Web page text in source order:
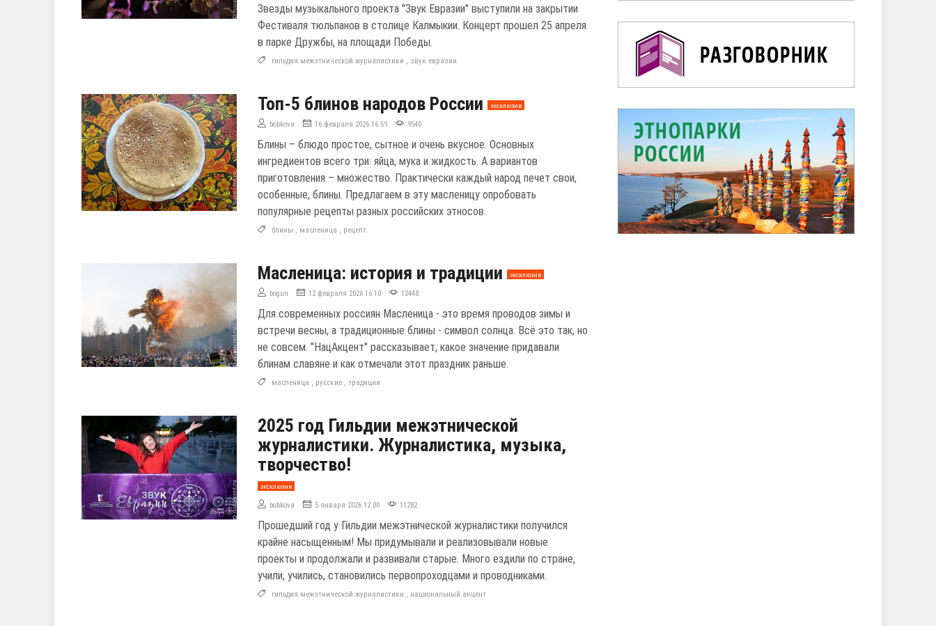
Звезды музыкального проекта "Звук Евразии" выступили на закрытии
Фестиваля тюльпанов в столице Калмыкии. Концерт прошел 25 апреля
в парке Дружбы, на площади Победы.
гильдия межэтнической журналистики , звук евразии
Топ-5 блинов народов России эксклюзив
bobkova 16 февраля 2026 16:59 9540
Блины – блюдо простое, сытное и очень вкусное. Основных
ингредиентов всего три: яйца, мука и жидкость. А вариантов
приготовления – множество. Практически каждый народ печет свои,
особенные, блины. Предлагаем в эту масленицу опробовать
популярные рецепты разных российских этносов.
блины , масленица , рецепт
Масленица: история и традиции эксклюзив
bogun 12 февраля 2026 16:10 12448
Для современных россиян Масленица - это время проводов зимы и
встречи весны, а традиционные блины - символ солнца. Всё это так, но
не совсем. "НацАкцент" рассказывает, какое значение придавали
блинам славяне и как отмечали этот праздник раньше.
масленица , русские ,традиции
2025 год Гильдии межэтнической
журналистики. Журналистика, музыка,
творчество!
эксклюзив
bobkova 5 января 2026 12:00 11282
Прошедший год у Гильдии межэтнической журналистики получился
крайне насыщенным! Мы придумывали и реализовывали новые
проекты и продолжали и развивали старые. Много ездили по стране,
учили, учились, становились первопроходцами и проводниками.
гильдия межэтнической журналистики , национальный акцент